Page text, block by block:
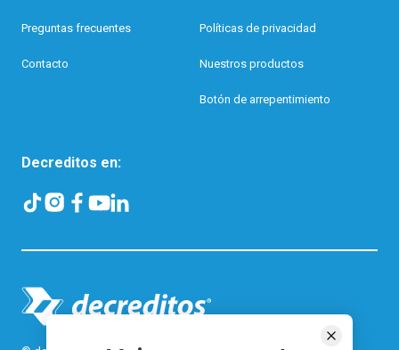
Preguntas frecuentes
Contacto
Políticas de privacidad
Nuestros productos
Botón de arrepentimiento
Decreditos en: